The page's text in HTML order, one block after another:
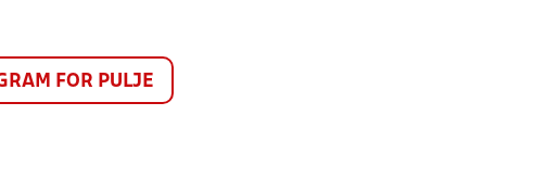
FOR PULJE